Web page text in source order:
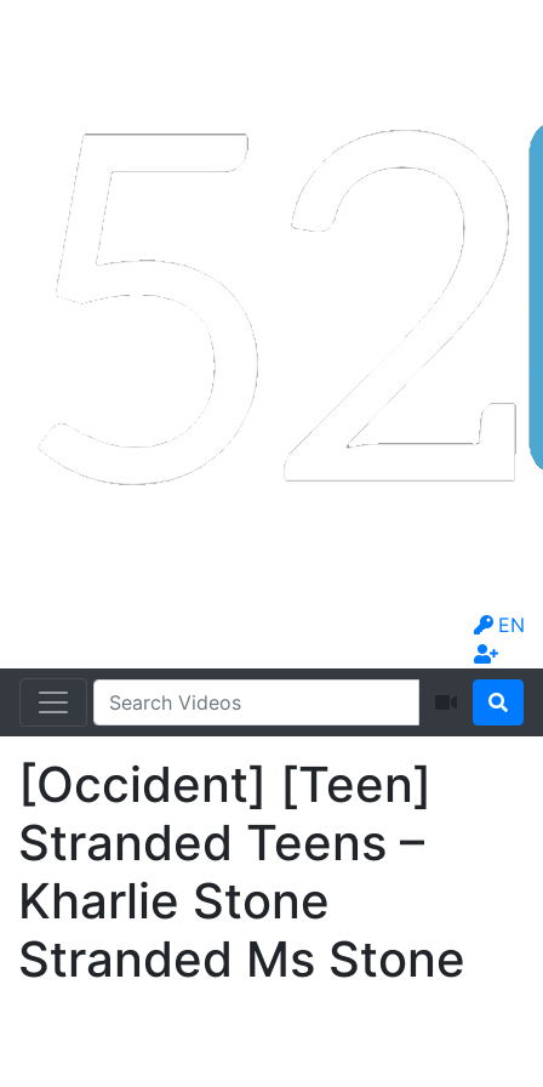
EN
[Occident] [Teen]
Stranded Teens –
Kharlie Stone
Stranded Ms Stone